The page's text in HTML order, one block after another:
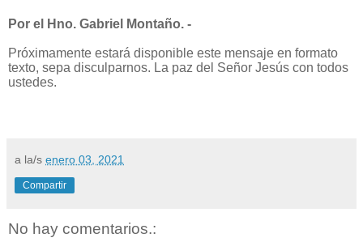
Por el Hno. Gabriel Montaño. -
Próximamente estará disponible este mensaje en formato
texto, sepa disculparnos. La paz del Señor Jesús con todos
ustedes.
a la/s enero 03, 2021
Compartir
No hay comentarios.: